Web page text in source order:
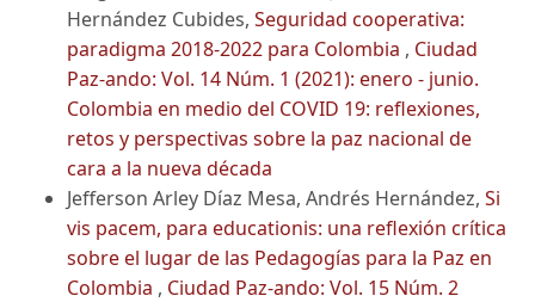
Hernández Cubides, Seguridad cooperativa:
paradigma 2018-2022 para Colombia , Ciudad
Paz-ando: Vol. 14 Núm. 1 (2021): enero - junio.
Colombia en medio del COVID 19: reflexiones,
retos y perspectivas sobre la paz nacional de
cara a la nueva década
Jefferson Arley Díaz Mesa, Andrés Hernández, Si
vis pacem, para educationis: una reflexión crítica
sobre el lugar de las Pedagogías para la Paz en
Colombia , Ciudad Paz-ando: Vol. 15 Núm. 2